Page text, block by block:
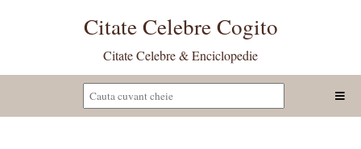
Citate Celebre Cogito
Citate Celebre & Enciclopedie